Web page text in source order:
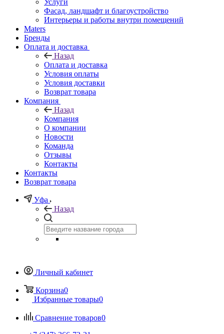
Услуги
Фасад, ландшафт и благоустройство
Интерьеры и работы внутри помещений
Maters
Бренды
Оплата и доставка
Назад
Оплата и доставка
Условия оплаты
Условия доставки
Возврат товара
Компания
Назад
Компания
О компании
Новости
Команда
Отзывы
Контакты
Контакты
Возврат товара
Уфа
Назад
Личный кабинет
Корзина0
Избранные товары0
Сравнение товаров0